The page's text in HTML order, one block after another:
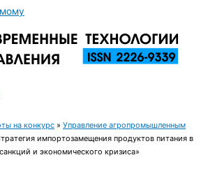
на конкурс » Управление агропромышленным
импортозамещения продуктов питания в
и экономического кризиса»